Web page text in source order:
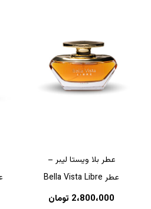
عطر بلا ویستا لیبر –
عطر Bella Vista Libre
2،800،000 تومان